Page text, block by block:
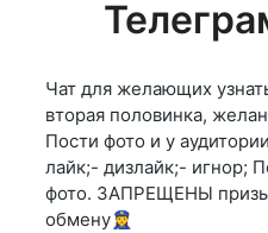
Чат для желающих
вторая половинка,
Пости фото и у
лайк;- дизлайк;- игнор;
фото. ЗАПРЕЩЕНЫ
обмену👮‍♀️